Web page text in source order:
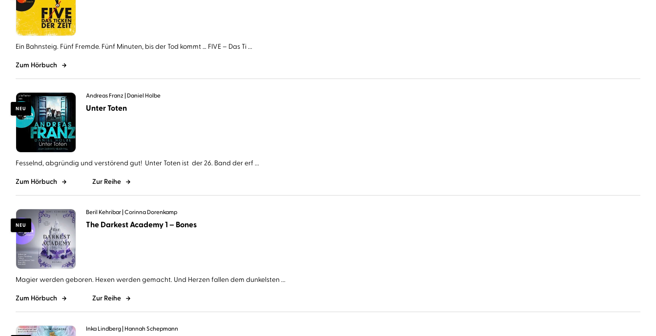
Ein Bahnsteig. Fünf Fremde. Fünf Minuten, bis der Tod kommt … FIVE – Das Ti ...
Zum Hörbuch
NEU
Andreas Franz Daniel Holbe
Unter Toten
Fesselnd, abgründig und verstörend gut! Unter Toten ist der 26. Band der erf ...
Zum Hörbuch Zur Reihe
NEU
Beril Kehribar Corinna Dorenkamp
The Darkest Academy 1 – Bones
Magier werden geboren. Hexen werden gemacht. Und Herzen fallen dem dunkelsten ...
Zum Hörbuch Zur Reihe
Inka Lindberg Hannah Schepmann